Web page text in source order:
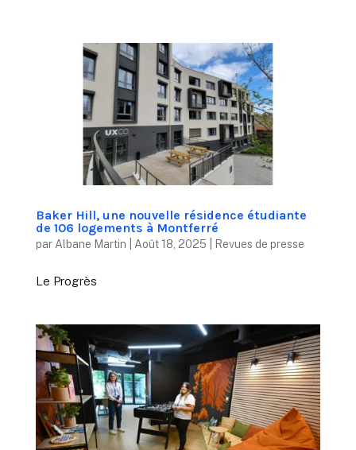
Baker Hill, une nouvelle résidence étudiante
de 106 logements à Montferré
par Albane Martin Août 18, 2025 Revues de presse
Le Progrès